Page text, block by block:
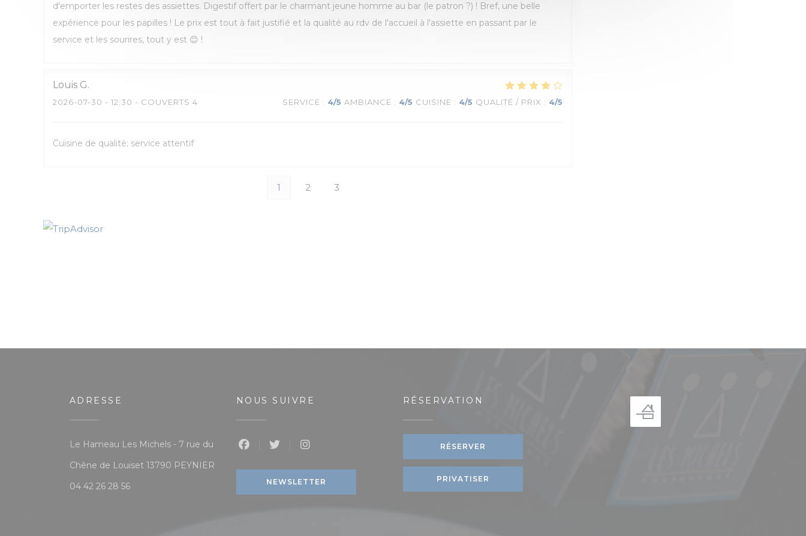
d'emporter les restes des assiettes. Digestif offert par le charmant jeune homme au bar (le patron ?) ! Bref, une belle
expérience pour les papilles ! Le prix est tout à fait justifié et la qualité au rdv de l'accueil à l'assiette en passant par le
service et les sourires, tout y est 😊 !
Louis G
2026-07-30 - 12:30 - COUVERTS 4 SERVICE : 4/5 AMBIANCE : 4/5 CUISINE : 4/5 QUALITÉ / PRIX : 4/5
Cuisine de qualité; service attentif
1 2 3
ADRESSE
Le Hameau Les Michels - 7 rue du
Chêne de Louiset 13790 PEYNIER((ouvre une nouvelle fenêtre))
04 42 26 28 56
NOUS SUIVRE
NEWSLETTER
RÉSERVATION
RÉSERVER
PRIVATISER